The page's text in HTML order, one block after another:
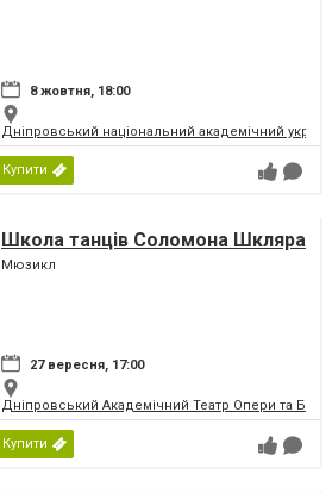
8 жовтня, 18:00
Дніпровський національний академічний
Купити
Школа танців Соломона Шкляра
Мюзикл
27 вересня, 17:00
Дніпровський Академічний Театр Опери та
Купити